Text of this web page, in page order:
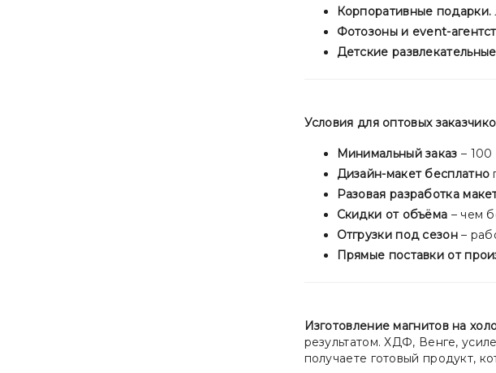
Корпоративные подарки.
Фотозоны и event-
Детские
Условия для оптовых
Минимальный заказ –
Дизайн-макет бесплатно
Разовая разработка
Скидки от объёма – чем
Отгрузки под сезон–
Прямые поставки от
Изготовление магнитов на
результатом. ХДФ, Венге,
получаете готовый продукт,